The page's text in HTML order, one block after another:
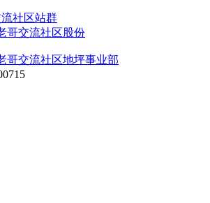
社区站群
哥交流社区股份
哥交流社区地坪事业部